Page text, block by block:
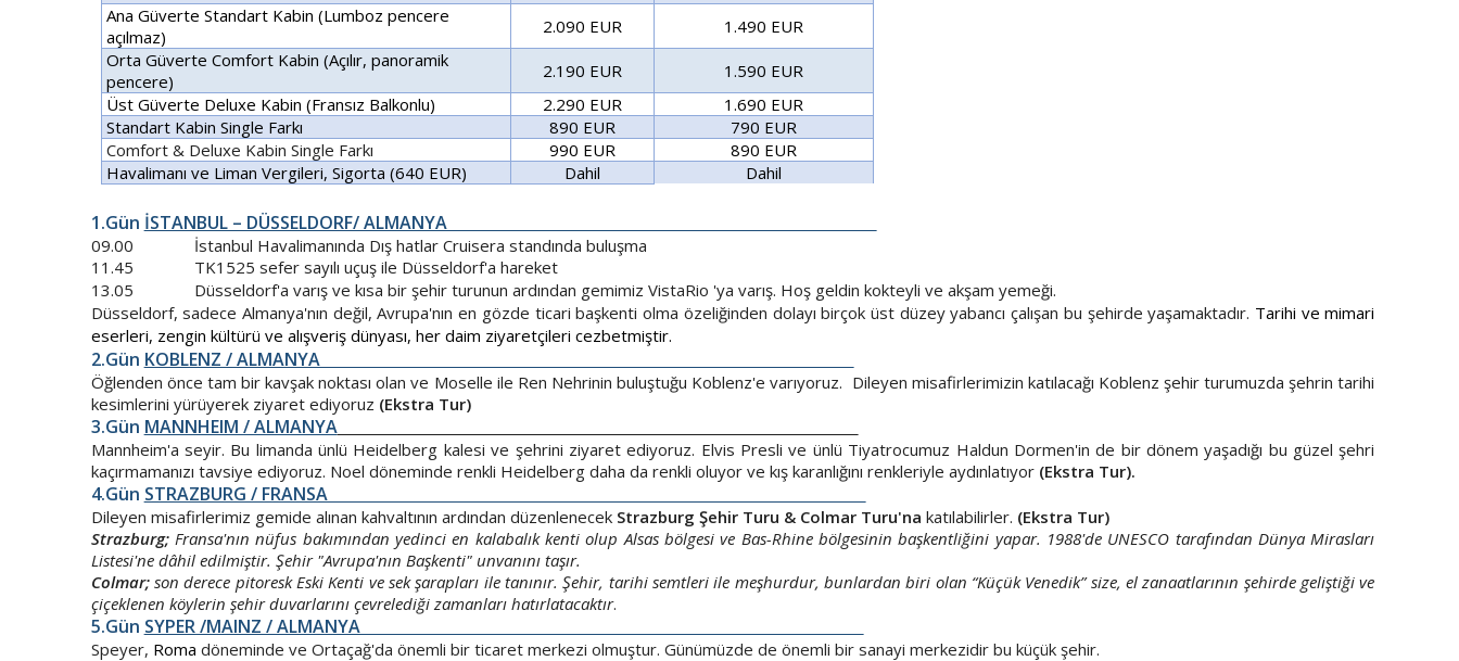
Ana Güverte Standart Kabin(Lumboz pencere
açılmaz)
2.090 EUR
1.490 EUR
Orta Güverte Comfort Kabin (Açılır, panoramik
pencere)
2.190 EUR
1.590 EUR
Üst Güverte Deluxe Kabin (Fransız Balkonlu)
2.290 EUR
1.690 EUR
Standart Kabin Single Farkı 890 EUR
790 EUR
Comfort & Deluxe Kabin Single Farkı
990 EUR
890 EUR
Havalimanı ve Liman Vergileri, Sigorta (640 EUR)
Dahil Dahil
1.Gün İSTANBUL – DÜSSELDORF/ ALMANYA
09.00 İstanbul Havalimanında Dış hatlar Cruisera standında buluşma
11.45 TK1525 sefer sayılı uçuş ile Düsseldorf'a hareket
13.05 Düsseldorf'a varış ve kısa bir şehir turunun ardından gemimiz VistaRio 'ya varış. Hoş geldin kokteyli ve akşam yemeği.
Düsseldorf, sadece Almanya'nın değil, Avrupa'nın en gözde ticari başkenti olma özeliğinden dolayı birçok üst düzey yabancı çalışan bu şehirde yaşamaktadır. Tarihi ve mimari
eserleri, zengin kültürü ve alışveriş dünyası, her daim ziyaretçileri cezbetmiştir.
2.Gün KOBLENZ / ALMANYA
Öğlenden önce tam bir kavşak noktası olan ve Moselle ile Ren Nehrinin buluştuğu Koblenz'e varıyoruz. Dileyen misafirlerimizin katılacağı Koblenz şehir turumuzda şehrin tarihi
kesimlerini yürüyerek ziyaret ediyoruz (Ekstra Tur)
3.Gün MANNHEIM / ALMANYA
Mannheim'a seyir. Bu limanda ünlü Heidelberg kalesi ve şehrini ziyaret ediyoruz. Elvis Presli ve ünlü Tiyatrocumuz Haldun Dormen'in de bir dönem yaşadığı bu güzel şehri
kaçırmamanızı tavsiye ediyoruz. Noel döneminde renkli Heidelberg daha da renkli oluyor ve kış karanlığını renkleriyle aydınlatıyor (Ekstra Tur).
4.Gün STRAZBURG / FRANSA
Dileyen misafirlerimiz gemide alınan kahvaltının ardından düzenlenecek Strazburg Şehir Turu & Colmar Turu'na katılabilirler. (Ekstra Tur)
Strazburg; Fransa'nın nüfus bakımından yedinci en kalabalık kenti olup Alsas bölgesi ve Bas-Rhine bölgesinin başkentliğini yapar. 1988'de UNESCO tarafından Dünya Mirasları
Listesi'ne dâhil edilmiştir. Şehir "Avrupa'nın Başkenti" unvanını taşır.
Colmar; son derece pitoresk Eski Kenti ve sek şarapları ile tanınır. Şehir, tarihi semtleri ile meşhurdur, bunlardan biri olan “Küçük Venedik” size, el zanaatlarının şehirde geliştiği ve
çiçeklenen köylerin şehir duvarlarını çevrelediği zamanları hatırlatacaktır.
5.Gün SYPER /MAINZ / ALMANYA
Speyer, Roma döneminde ve Ortaçağ'da önemli bir ticaret merkezi olmuştur. Günümüzde de önemli bir sanayi merkezidir bu küçük şehir.